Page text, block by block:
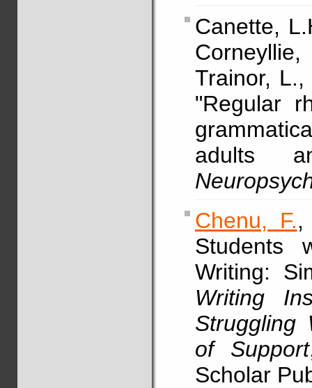
Canette,
Trainor,
"Regular
adults
Chenu, F.,
Students
Writing:
Writing
Struggling
of Support
Scholar